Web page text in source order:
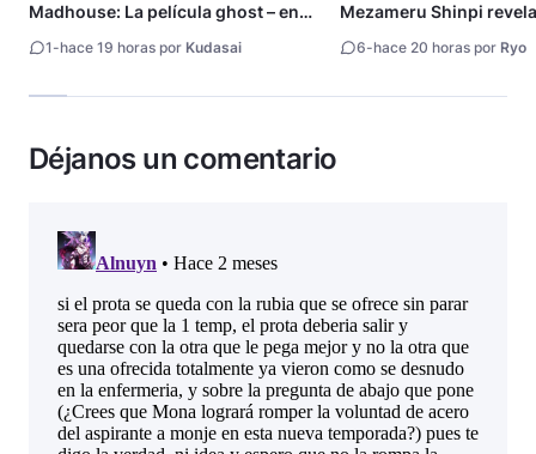
Madhouse: La película ghost – end
1-hace 19 horas por Kudasai
Mezameru Shinpi
6-hace 20 horas por Ryo
Déjanos un comentario